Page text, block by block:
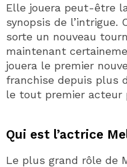
Elle jouera peut-être
synopsis de l’intrigue.
sorte un nouveau
maintenant
jouera le premier
franchise depuis plus
le tout premier acteur
Qui est l’actrice
Le plus grand rôle de